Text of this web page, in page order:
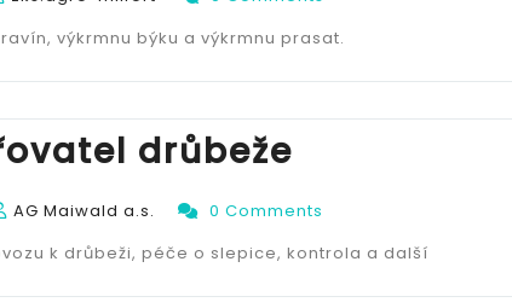
výkrmnu býku a výkrmnu prasat.
drůbeže
AG Maiwald a.s.
0 Comments
k drůbeži, péče o slepice, kontrola a další